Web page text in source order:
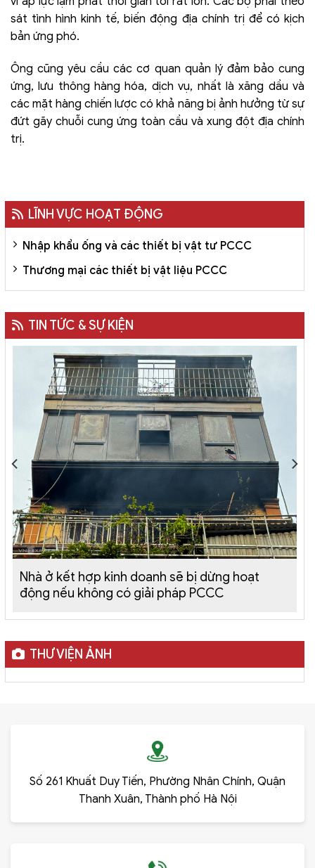
sát tình hình kinh tế, biến động địa chính trị để có kịch
bản ứng phó.
Ông cũng yêu cầu các cơ quan quản lý đảm bảo cung
ứng, lưu thông hàng hóa, dịch vụ, nhất là xăng dầu và
các mặt hàng chiến lược có khả năng bị ảnh hưởng từ sự
đứt gãy chuỗi cung ứng toàn cầu và xung đột địa chính
trị.
LĨNH VỰC HOẠT ĐỘNG
Nhập khẩu ống và các thiết bị vật tư PCCC
Thương mại các thiết bị vật liệu PCCC
TIN TỨC & SỰ KIỆN
Nhà ở kết hợp kinh doanh sẽ bị dừng hoạt
động nếu không có giải pháp PCCC
THƯ VIỆN ẢNH
Số 261 Khuất Duy Tiến, Phường Nhân Chính, Quận
Thanh Xuân, Thành phố Hà Nội